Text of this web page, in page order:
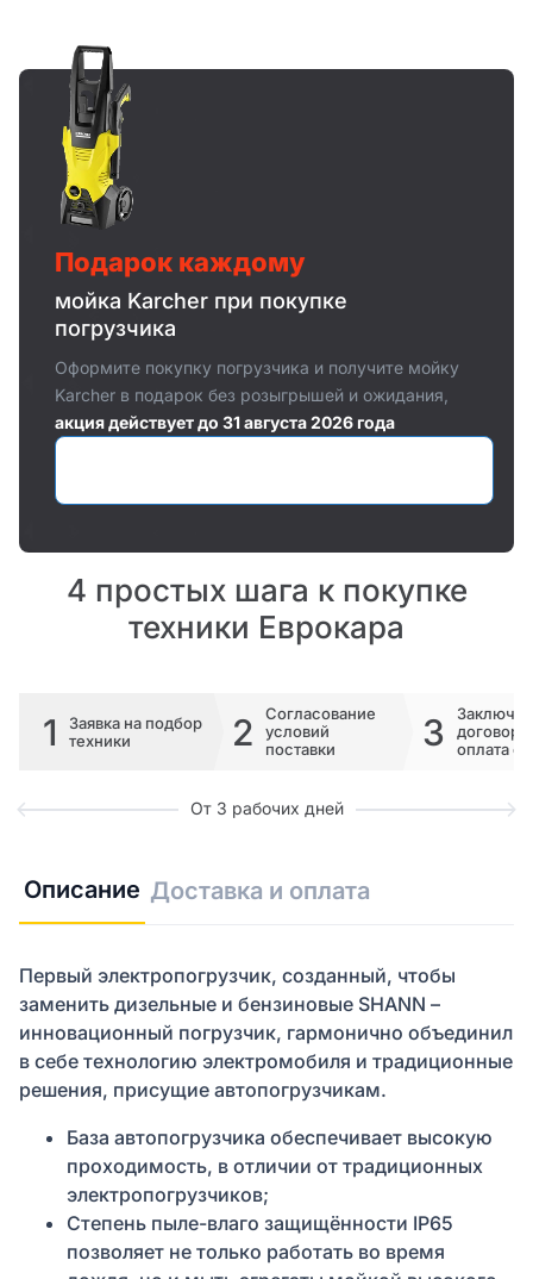
Подарок каждому
мойка Karcher при покупке
погрузчика
Оформите покупку погрузчика и получите мойку
Karcher в подарок без розыгрышей и ожидания,
акция действует до 31 августа 2026 года
4 простых шага к покупке
техники Еврокара
1
Заявка на подбор
техники
2
Согласование
условий
поставки
3
договора
оплата
От 3 рабочих дней
Описание Доставка и оплата
Первый электропогрузчик, созданный, чтобы
заменить дизельные и бензиновые SHANN –
инновационный погрузчик, гармонично объединил
в себе технологию электромобиля и традиционные
решения, присущие автопогрузчикам.
База автопогрузчика обеспечивает высокую
проходимость, в отличии от традиционных
электропогрузчиков;
Степень пыле-влаго защищённости IP65
позволяет не только работать во время